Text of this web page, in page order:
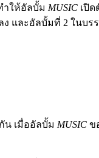
ำให้อัลบั้ม MUSIC เปิ
และอัลบั้มที่ 2 ในบ
น เมื่ออัลบั้ม MUSIC ข